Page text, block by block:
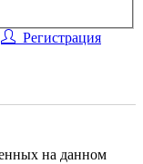
Регистрация
на данном